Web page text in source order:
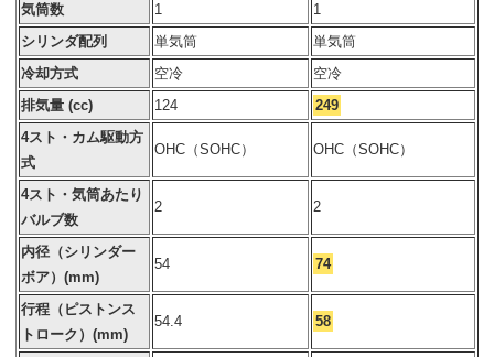
気筒数
1
1
シリンダ配列
単気筒
単気筒
冷却方式
空冷
空冷
排気量 (cc)
124
249
4スト・カム駆動方
式
OHC（SOHC） OHC（SOHC）
4スト・気筒あたり
バルブ数
2 2
内径（シリンダー
ボア）(mm)
54 74
行程（ピストンス
トローク）(mm)
54.4 58